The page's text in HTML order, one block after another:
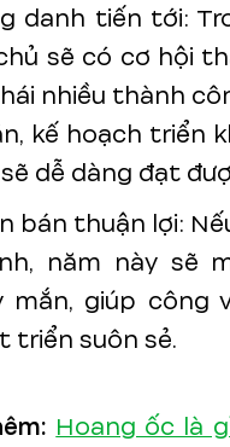
danh tiến tới:
sẽ có cơ hội
nhiều thành
kế hoạch triển
dễ dàng đạt
bán thuận lợi:
năm này sẽ
mắn, giúp công
triển suôn sẻ.
Hoang ốc là